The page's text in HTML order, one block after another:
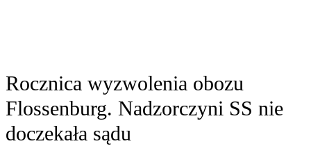
Rocznica wyzwolenia obozu
Flossenburg. Nadzorczyni SS nie
doczekała sądu